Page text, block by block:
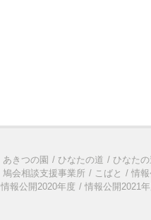
あきつの園 ひなたの道 ひなた
鳩会相談支援事業所
こばと 情
情報公開2020年度
情報公開2021